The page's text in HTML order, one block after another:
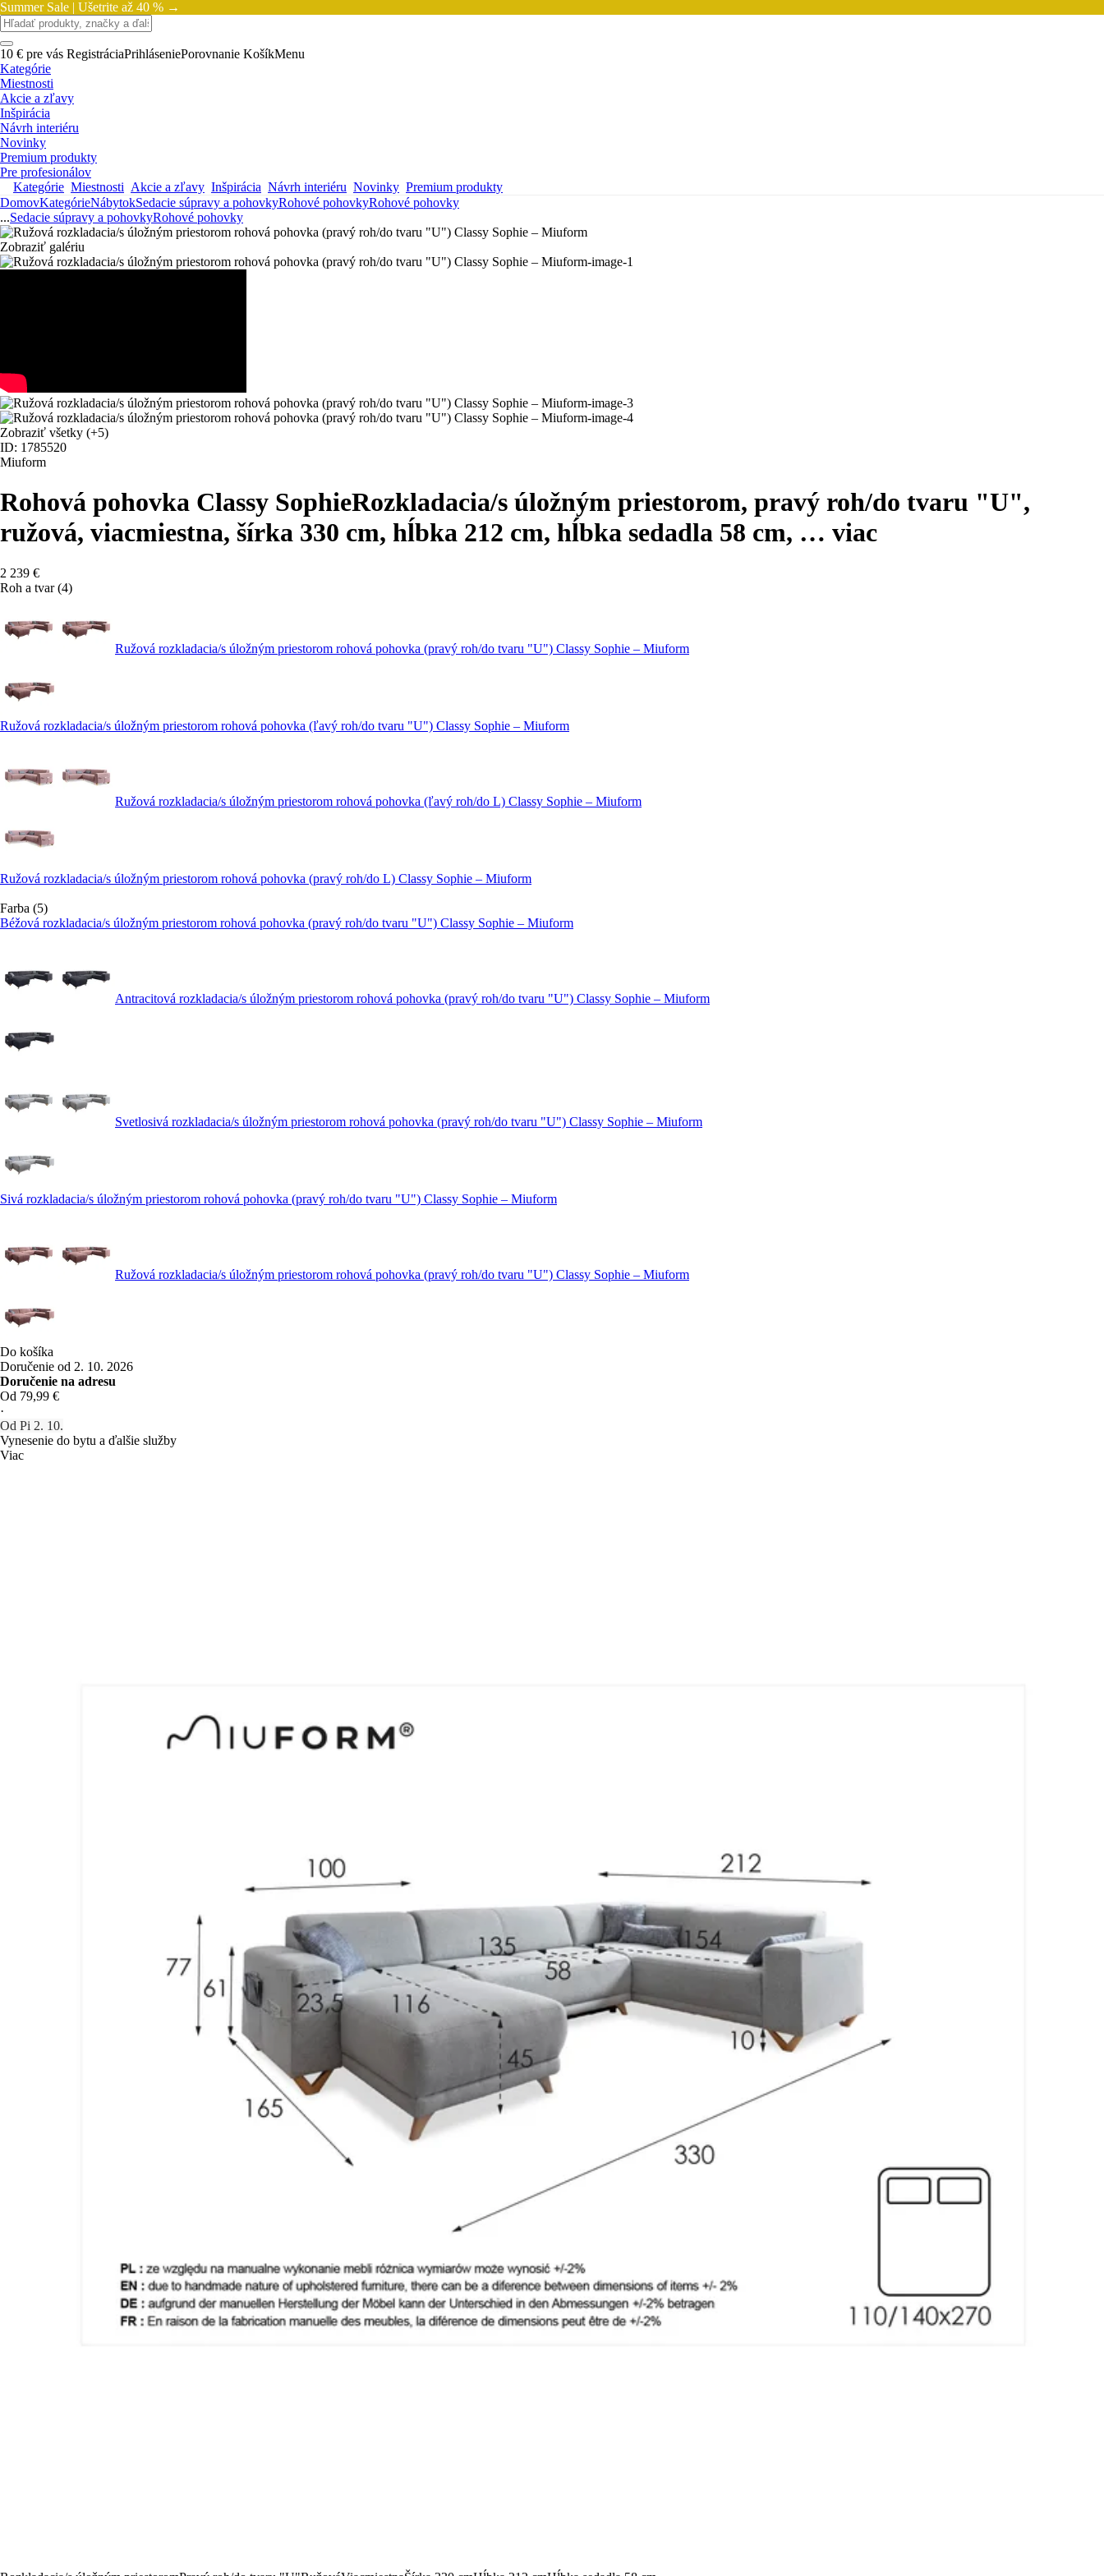
Summer Sale | Ušetrite až 40 % →
10 € pre vás RegistráciaPrihláseniePorovnanie KošíkMenu
Kategórie
Miestnosti
Akcie a zľavy
Inšpirácia
Návrh interiéru
Novinky
Premium produkty
Pre profesionálov
Kategórie Miestnosti Akcie a zľavy Inšpirácia Návrh interiéru Novinky Premium produkty
DomovKategórieNábytokSedacie súpravy a pohovkyRohové pohovkyRohové pohovky
...Sedacie súpravy a pohovkyRohové pohovky
Zobraziť galériu
Zobraziť všetky (+5)
ID: 1785520
Miuform
Rohová pohovka Classy SophieRozkladacia/s úložným priestorom, pravý roh/do tvaru "U",
ružová, viacmiestna, šírka 330 cm, hĺbka 212 cm, hĺbka sedadla 58 cm, … viac
2 239 €
Roh a tvar (4)
Ružová rozkladacia/s úložným priestorom rohová pohovka (pravý roh/do tvaru "U") Classy Sophie – Miuform
Ružová rozkladacia/s úložným priestorom rohová pohovka (ľavý roh/do tvaru "U") Classy Sophie – Miuform
Ružová rozkladacia/s úložným priestorom rohová pohovka (ľavý roh/do L) Classy Sophie – Miuform
Ružová rozkladacia/s úložným priestorom rohová pohovka (pravý roh/do L) Classy Sophie – Miuform
Farba (5)
Béžová rozkladacia/s úložným priestorom rohová pohovka (pravý roh/do tvaru "U") Classy Sophie – Miuform
Antracitová rozkladacia/s úložným priestorom rohová pohovka (pravý roh/do tvaru "U") Classy Sophie – Miuform
Svetlosivá rozkladacia/s úložným priestorom rohová pohovka (pravý roh/do tvaru "U") Classy Sophie – Miuform
Sivá rozkladacia/s úložným priestorom rohová pohovka (pravý roh/do tvaru "U") Classy Sophie – Miuform
Ružová rozkladacia/s úložným priestorom rohová pohovka (pravý roh/do tvaru "U") Classy Sophie – Miuform
Do košíka
Doručenie od 2. 10. 2026
Doručenie na adresu
Od 79,99 €
·
Od Pi 2. 10.
Vynesenie do bytu a ďalšie služby
Viac